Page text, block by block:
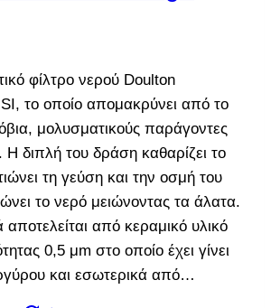
φίλτρο νερού Doulton
το οποίο απομακρύνει από το
μολυσματικούς παράγοντες
Η διπλή του δράση καθαρίζει το
τη γεύση και την οσμή του
το νερό μειώνοντας τα άλατα.
αποτελείται από κεραμικό υλικό
0,5 μm στο οποίο έχει γίνει
και εσωτερικά από…